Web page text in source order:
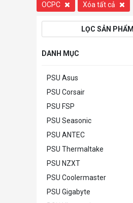
OCPC Xóa tất cả
LỌC SẢN PHẨM
DANH MỤC
PSU Asus
PSU Corsair
PSU FSP
PSU Seasonic
PSU ANTEC
PSU Thermaltake
PSU NZXT
PSU Coolermaster
PSU Gigabyte